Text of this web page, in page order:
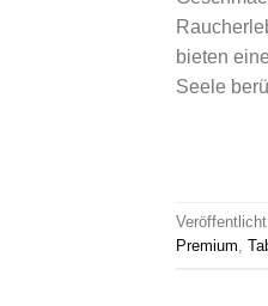
bieten
Seele
Premium,